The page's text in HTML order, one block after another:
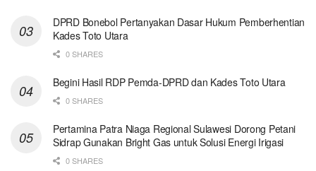
DPRD Bonebol Pertanyakan Dasar Hukum Pemberhentian
Kades Toto Utara
0 SHARES
Begini Hasil RDP Pemda-DPRD dan Kades Toto Utara
0 SHARES
Pertamina Patra Niaga Regional Sulawesi Dorong Petani
Sidrap Gunakan Bright Gas untuk Solusi Energi Irigasi
0 SHARES